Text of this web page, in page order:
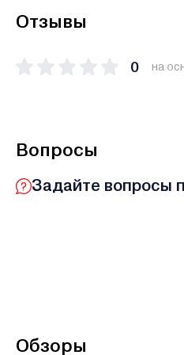
Отзывы
0 на
Вопросы
Задайте вопросы
Обзоры